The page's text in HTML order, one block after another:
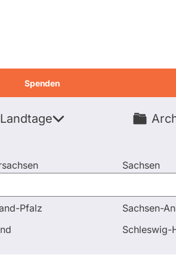
Landtage
Pfalz
Sachsen
Sachsen-
Schleswig-
Spenden